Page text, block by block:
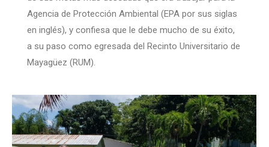
Agencia de Protección Ambiental (EPA por sus siglas
en inglés), y confiesa que le debe mucho de su éxito,
a su paso como egresada del Recinto Universitario de
Mayagüez (RUM).